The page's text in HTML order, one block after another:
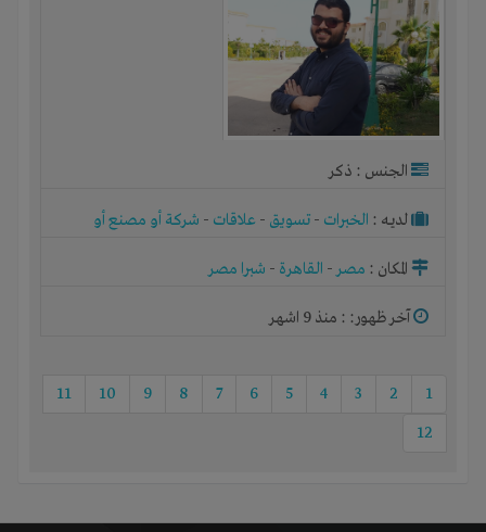
الجنس : ذكر
لديـه : الخبرات - تسويق - علاقات - شركة أو مصنع أو
المكان : مصر- القاهرة - شبرا مصر
آخر ظهور: : منذ 9 اشهر
1
2
3
4
5
6
7
8
9
10
11
12